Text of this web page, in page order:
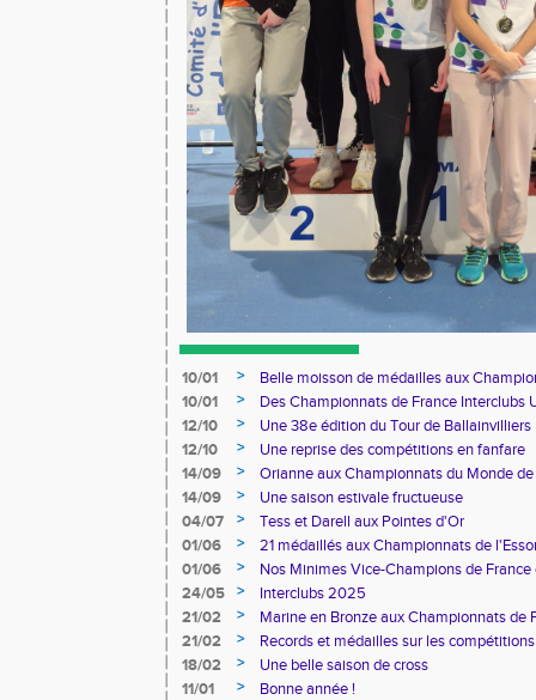
10/01 >
Belle moisson de médailles aux
10/01
>
Des Championnats de France Interclubs
France de Marathon Marche en passant
12/10 >
Une 38e édition du Tour de Ballainvilliers
12/10
>
Une reprise des compétitions en fanfare
14/09
>
Orianne aux Championnats du Monde
14/09
>
Une saison estivale fructueuse
04/07
>
Tess et Darell aux Pointes d'Or
01/06
>
21 médaillés aux Championnats de
01/06
>
Nos Minimes Vice-Champions de
24/05
>
Interclubs 2025
21/02
>
Marine en Bronze aux Championnats de
21/02
>
Records et médailles sur les
18/02
>
Une belle saison de cross
11/01
>
Bonne année !